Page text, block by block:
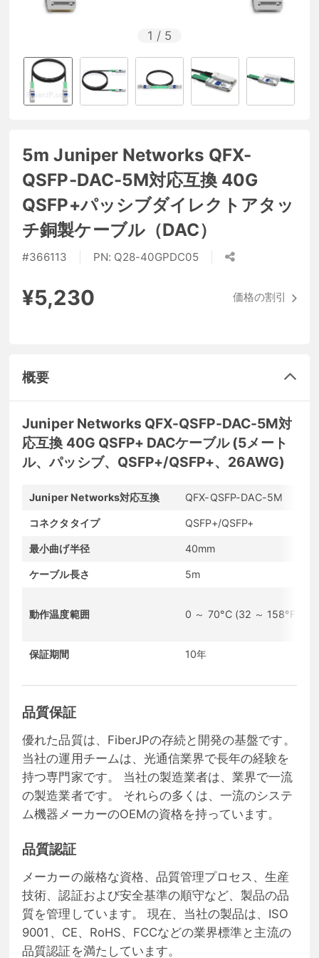
1 / 5
5m Juniper Networks QFX-
QSFP-DAC-5M対応互換 40G
QSFP+パッシブダイレクトアタッ
チ銅製ケーブル（DAC）
#366113 PN: Q28-40GPDC05
¥5,230 価格の割引
概要
Juniper Networks QFX-QSFP-DAC-5M対
応互換 40G QSFP+ DACケーブル (5メート
ル、パッシブ、QSFP+/QSFP+、26AWG)
Juniper Networks対応互換 QFX-QSFP-DAC-5M
コネクタタイプ QSFP+/QSFP+
最小曲げ半径 40mm
ケーブル長さ 5m
動作温度範囲 0 ～ 70°C (32 ～ 158°F)
保証期間 10年
品質保証
優れた品質は、FiberJPの存続と開発の基盤です。
当社の運用チームは、光通信業界で長年の経験を
持つ専門家です。 当社の製造業者は、業界で一流
の製造業者です。 それらの多くは、一流のシステ
ム機器メーカーのOEMの資格を持っています。
品質認証
メーカーの厳格な資格、品質管理プロセス、生産
技術、認証および安全基準の順守など、製品の品
質を管理しています。 現在、当社の製品は、ISO
9001、CE、RoHS、FCCなどの業界標準と主流の
品質認証を満たしています。